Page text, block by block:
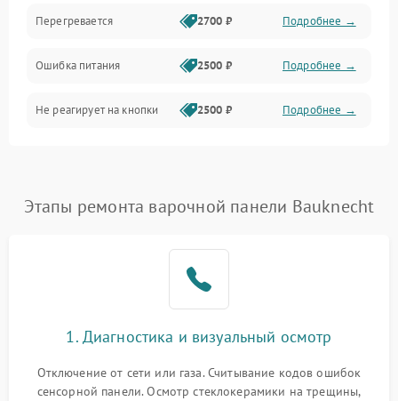
Перегревается 2700 ₽ Подробнее →
Ошибка питания 2500 ₽ Подробнее →
Не реагирует на кнопки 2500 ₽ Подробнее →
Этапы ремонта варочной панели Bauknecht
1. Диагностика и визуальный осмотр
Отключение от сети или газа. Считывание кодов ошибок
сенсорной панели. Осмотр стеклокерамики на трещины,